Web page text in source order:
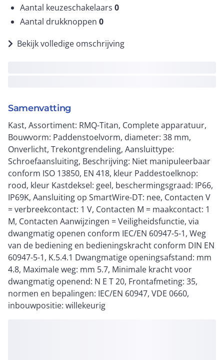
Aantal keuzeschakelaars 0
Aantal drukknoppen 0
Bekijk volledige omschrijving
Samenvatting
Kast, Assortiment: RMQ-Titan, Complete apparatuur,
Bouwvorm: Paddenstoelvorm, diameter: 38 mm,
Onverlicht, Trekontgrendeling, Aansluittype:
Schroefaansluiting, Beschrijving: Niet manipuleerbaar
conform ISO 13850, EN 418, kleur Paddestoelknop:
rood, kleur Kastdeksel: geel, beschermingsgraad: IP66,
IP69K, Aansluiting op SmartWire-DT: nee, Contacten V
= verbreekcontact: 1 V, Contacten M = maakcontact: 1
M, Contacten Aanwijzingen = Veiligheidsfunctie, via
dwangmatig openen conform IEC/EN 60947-5-1, Weg
van de bediening en bedieningskracht conform DIN EN
60947-5-1, K.5.4.1 Dwangmatige openingsafstand: mm
4.8, Maximale weg: mm 5.7, Minimale kracht voor
dwangmatig openend: N E T 20, Frontafmeting: 35,
normen en bepalingen: IEC/EN 60947, VDE 0660,
inbouwpositie: willekeurig